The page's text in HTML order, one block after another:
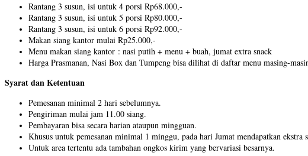
Rantang 3 susun, isi untuk 4 porsi Rp68.000,-
Rantang 3 susun, isi untuk 5 porsi Rp80.000,-
Rantang 3 susun, isi untuk 6 porsi Rp92.000,-
Makan siang kantor mulai Rp25.000,-
Menu makan siang kantor : nasi putih + menu + buah, jumat extra snack
Harga Prasmanan, Nasi Box dan Tumpeng bisa dilihat di daftar menu masing-
Syarat dan Ketentuan
Pemesanan minimal 2 hari sebelumnya.
Pengiriman mulai jam 11.00 siang.
Pembayaran bisa secara harian ataupun mingguan.
Khusus untuk pemesanan minimal 1 minggu, pada hari Jumat mendapatkan ekstra
Untuk area tertentu ada tambahan ongkos kirim yang bervariasi besarnya.